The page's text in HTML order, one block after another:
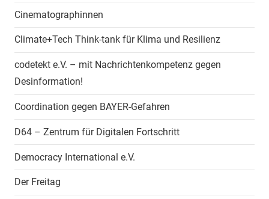
Cinematographinnen
Climate+Tech Think-tank für Klima und Resilienz
codetekt e.V. – mit Nachrichtenkompetenz gegen
Desinformation!
Coordination gegen BAYER-Gefahren
D64 – Zentrum für Digitalen Fortschritt
Democracy International e.V.
Der Freitag